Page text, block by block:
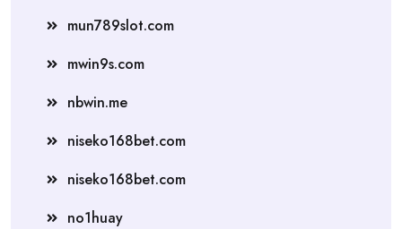
mun789slot.com
mwin9s.com
nbwin.me
niseko168bet.com
niseko168bet.com
no1huay